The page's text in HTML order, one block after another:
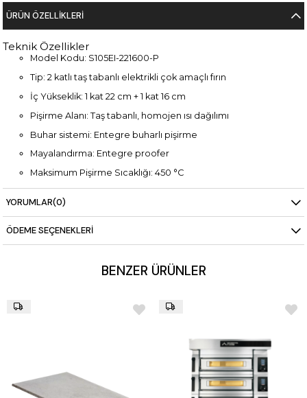
ÜRÜN ÖZELLIKLERI
Teknik Özellikler
Model Kodu: S105EI-221600-P
Tip: 2 katlı taş tabanlı elektrikli çok amaçlı fırın
İç Yükseklik: 1 kat 22 cm + 1 kat 16 cm
Pişirme Alanı: Taş tabanlı, homojen ısı dağılımı
Buhar sistemi: Entegre buharlı pişirme
Mayalandırma: Entegre proofer
Maksimum Pişirme Sıcaklığı: 450 °C
Isı Kontrolü: Dual-Temp® (üst/alt bağımsız kontrol)
Performans: Power-Booster™ teknolojisi
Bağlantı: SmartBaking uygulaması ile uzaktan erişim
Güç: 1x15,3 kW + 1x14,8 kW (380/400V 3N) + 1,5 kW (220/230V
YORUMLAR(0)
ÖDEME SEÇENEKLERI
BENZER ÜRÜNLER